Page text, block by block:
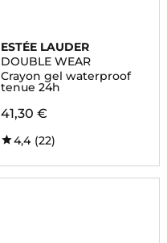
ESTÉE LAUDER
DOUBLE WEAR
Crayon gel waterproof
tenue 24h
41,30 €
4,4 (22)